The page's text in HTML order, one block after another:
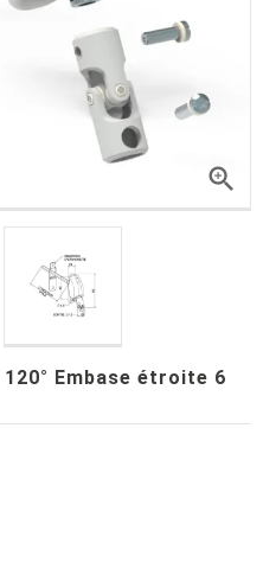

Embase étroite 6